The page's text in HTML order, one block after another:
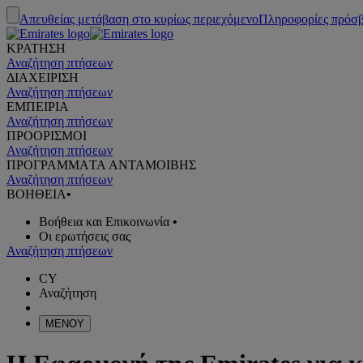
Απευθείας μετάβαση στο κυρίως περιεχόμενοΠληροφορίες
ΚΡΑΤΗΣΗ
Αναζήτηση πτήσεων
ΔΙΑΧΕΙΡΙΣΗ
Αναζήτηση πτήσεων
ΕΜΠΕΙΡΙΑ
Αναζήτηση πτήσεων
ΠΡΟΟΡΙΣΜΟΙ
Αναζήτηση πτήσεων
ΠΡΟΓΡΑΜΜΑTA ΑΝΤΑΜΟΙΒΗΣ
Αναζήτηση πτήσεων
ΒΟΗΘΕΙΑ•
Βοήθεια και Επικοινωνία •
Οι ερωτήσεις σας
Αναζήτηση πτήσεων
CY
Αναζήτηση
ΜΕΝΟΥ